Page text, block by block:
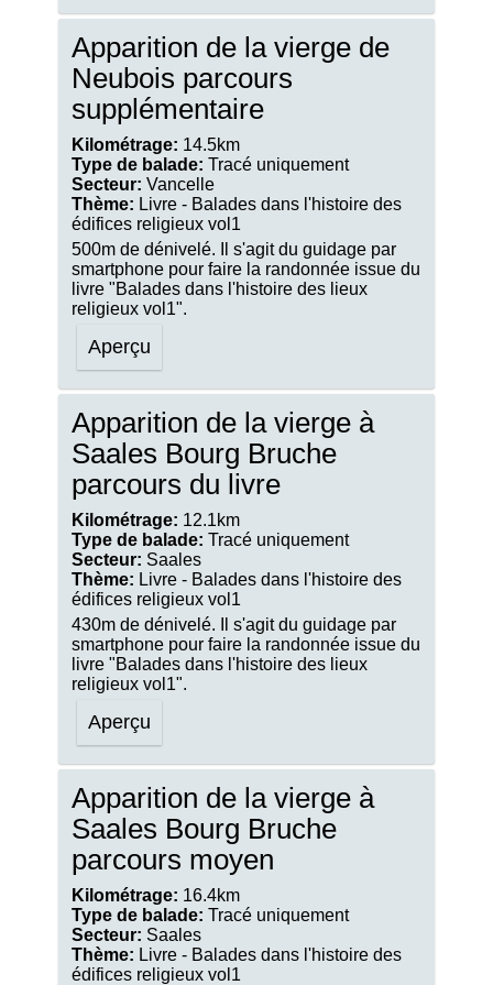
Apparition de la vierge de
Neubois parcours
supplémentaire
Kilométrage: 14.5km
Type de balade: Tracé uniquement
Secteur: Vancelle
Thème: Livre - Balades dans l'histoire des
édifices religieux vol1
500m de dénivelé. Il s'agit du guidage par
smartphone pour faire la randonnée issue du
livre "Balades dans l'histoire des lieux
religieux vol1".
Aperçu
Apparition de la vierge à
Saales Bourg Bruche
parcours du livre
Kilométrage: 12.1km
Type de balade: Tracé uniquement
Secteur: Saales
Thème: Livre - Balades dans l'histoire des
édifices religieux vol1
430m de dénivelé. Il s'agit du guidage par
smartphone pour faire la randonnée issue du
livre "Balades dans l'histoire des lieux
religieux vol1".
Aperçu
Apparition de la vierge à
Saales Bourg Bruche
parcours moyen
Kilométrage: 16.4km
Type de balade: Tracé uniquement
Secteur: Saales
Thème: Livre - Balades dans l'histoire des
édifices religieux vol1